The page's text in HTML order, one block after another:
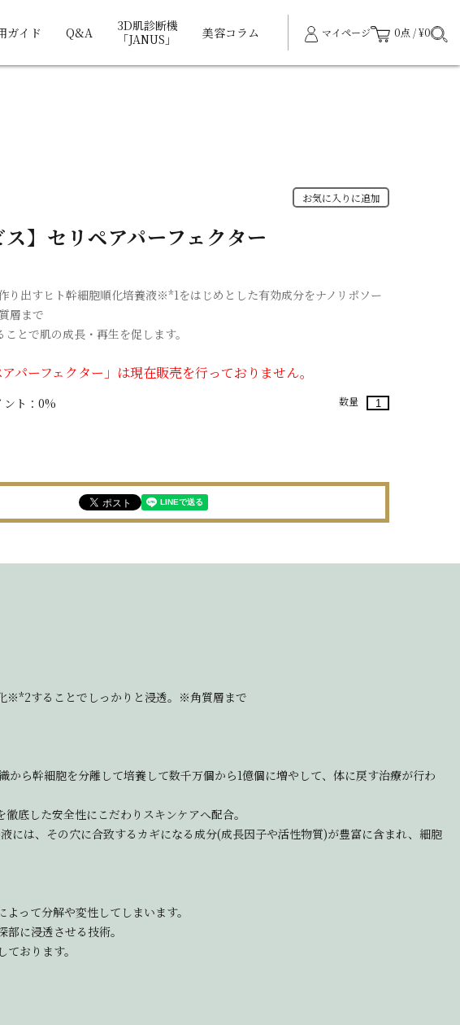
ガイド Q&A
3D肌診断機
「JANUS」
美容コラム マイページ 0点 / ¥0
お気に入りに追加
】セリペアパーフェクター
り出すヒト幹細胞順化培養液※*1をはじめとした有効成分をナノリポソー
層まで
とで肌の成長・再生を促します。
パーフェクター」は現在販売を行っておりません。
ント：0% 数量
※*2することでしっかりと浸透。※角質層まで
ら幹細胞を分離して培養して数千万個から1億個に増やして、体に戻す治療が行わ
底した安全性にこだわりスキンケアへ配合。
には、その穴に合致するカギになる成分(成長因子や活性物質)が豊富に含まれ、細胞
って分解や変性してしまいます。
に浸透させる技術。
おります。